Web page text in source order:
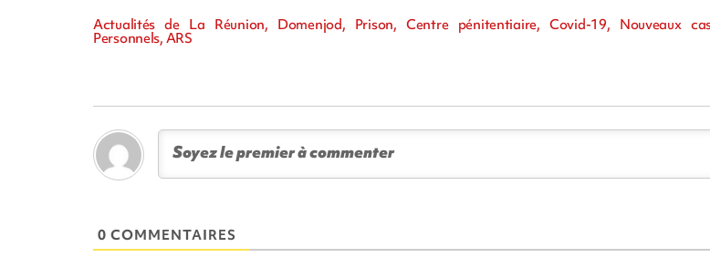
Actualités de La Réunion, Domenjod, Prison, Centre pénitentiaire, Covid-19, Nouveaux
Personnels, ARS
0 COMMENTAIRES